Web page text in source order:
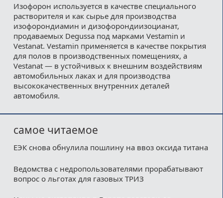
Изофорон используется в качестве специального
растворителя и как сырье для производства
изофорондиамин и дизофорондиизоцианат,
продаваемых Degussa под марками Vestamin и
Vestanat. Vestamin применяется в качестве покрытия
для полов в производственных помещениях, а
Vestanat — в устойчивых к внешним воздействиям
автомобильных лаках и для производства
высококачественных внутренних деталей
автомобиля.
самое читаемое
ЕЭК снова обнулила пошлину на ввоз оксида титана
Ведомства с недропользователями прорабатывают
вопрос о льготах для газовых ТРИЗ